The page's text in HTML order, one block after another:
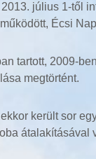
július 1-től
Écsi
tartott, 2009-
megtörtént.
került sor
átalakításával